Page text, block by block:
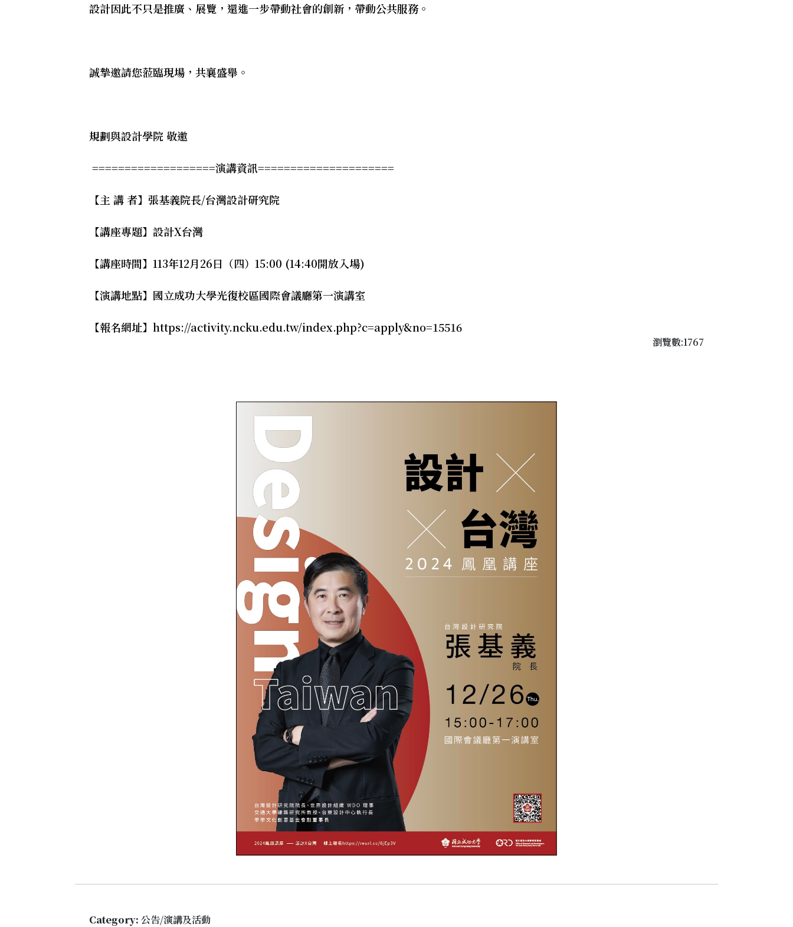
設計因此不只是推廣、展覽，還進一步帶動社會的創新，帶動公共服務。
誠摯邀請您蒞臨現場，共襄盛舉。
規劃與設計學院 敬邀
===================演講資訊=====================
【主 講 者】張基義院長/台灣設計研究院
【講座專題】設計X台灣
【講座時間】113年12月26日（四）15:00 (14:40開放入場)
【演講地點】國立成功大學光復校區國際會議廳第一演講室
【報名網址】https://activity.ncku.edu.tw/index.php?c=apply&no=15516
瀏覽數:1767
Category: 公告/演講及活動